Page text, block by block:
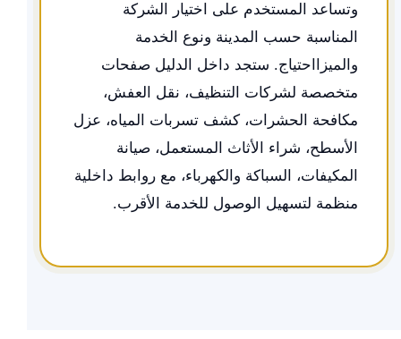
وتساعد المستخدم على اختيار الشركة
المناسبة حسب المدينة ونوع الخدمة
والميزااحتياج. ستجد داخل الدليل صفحات
متخصصة لشركات التنظيف، نقل العفش،
مكافحة الحشرات، كشف تسربات المياه، عزل
الأسطح، شراء الأثاث المستعمل، صيانة
المكيفات، السباكة والكهرباء، مع روابط داخلية
منظمة لتسهيل الوصول للخدمة الأقرب.